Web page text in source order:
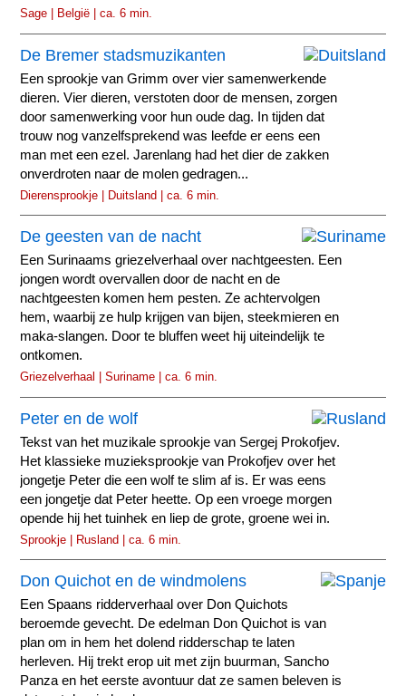
Sage | België | ca. 6 min.
De Bremer stadsmuzikanten
Een sprookje van Grimm over vier samenwerkende
dieren. Vier dieren, verstoten door de mensen, zorgen
door samenwerking voor hun oude dag. In tijden dat
trouw nog vanzelfsprekend was leefde er eens een
man met een ezel. Jarenlang had het dier de zakken
onverdroten naar de molen gedragen...
Dierensprookje | Duitsland | ca. 6 min.
De geesten van de nacht
Een Surinaams griezelverhaal over nachtgeesten. Een
jongen wordt overvallen door de nacht en de
nachtgeesten komen hem pesten. Ze achtervolgen
hem, waarbij ze hulp krijgen van bijen, steekmieren en
maka-slangen. Door te bluffen weet hij uiteindelijk te
ontkomen.
Griezelverhaal | Suriname | ca. 6 min.
Peter en de wolf
Tekst van het muzikale sprookje van Sergej Prokofjev.
Het klassieke muzieksprookje van Prokofjev over het
jongetje Peter die een wolf te slim af is. Er was eens
een jongetje dat Peter heette. Op een vroege morgen
opende hij het tuinhek en liep de grote, groene wei in.
Sprookje | Rusland | ca. 6 min.
Don Quichot en de windmolens
Een Spaans ridderverhaal over Don Quichots
beroemde gevecht. De edelman Don Quichot is van
plan om in hem het dolend ridderschap te laten
herleven. Hij trekt erop uit met zijn buurman, Sancho
Panza en het eerste avontuur dat ze samen beleven is